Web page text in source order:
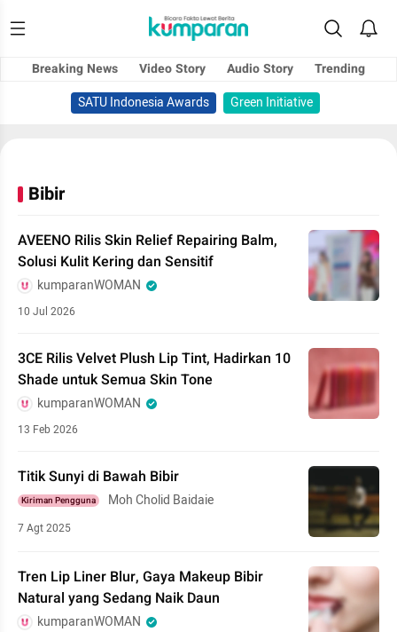
Breaking News Video Story Audio Story
Trending
SATU Indonesia Awards
Green Initiative
Bibir
AVEENO Rilis Skin Relief Repairing Balm,
Solusi Kulit Kering dan Sensitif
kumparanWOMAN
10 Jul 2026
3CE Rilis Velvet Plush Lip Tint, Hadirkan 10
Shade untuk Semua Skin Tone
kumparanWOMAN
13 Feb 2026
Titik Sunyi di Bawah Bibir
Kiriman Pengguna Moh Cholid Baidaie
7 Agt 2025
Tren Lip Liner Blur, Gaya Makeup Bibir
Natural yang Sedang Naik Daun
kumparanWOMAN